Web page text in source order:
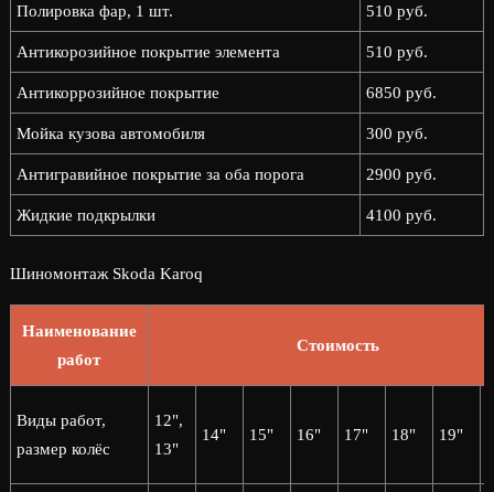
Полировка фар, 1 шт. 510 руб.
Антикорозийное покрытие элемента 510 руб.
Антикоррозийное покрытие 6850 руб.
Мойка кузова автомобиля 300 руб.
Антигравийное покрытие за оба порога 2900 руб.
Жидкие подкрылки 4100 руб.
Шиномонтаж Skoda Karoq
Наименование
работ
Стоимость
Виды работ,
размер колёс
12",
13"
14" 15" 16" 17" 18" 19"